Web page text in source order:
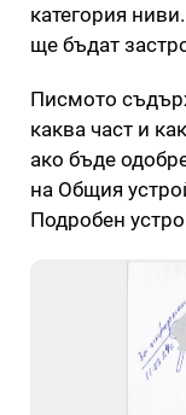
категория
ще бъдат
Писмото
каква част и
ако бъде
на Общия
Подробен